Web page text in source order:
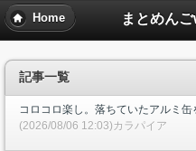
まとめん
Home
記事一覧
コロコロ楽し。落ちていたアルミ
(2026/08/06 12:03)カラパイア